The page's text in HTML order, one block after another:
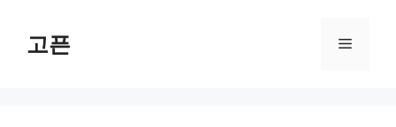
content
고픈 Menu